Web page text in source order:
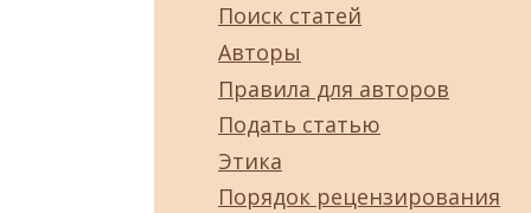
Поиск статей
Авторы
Правила для авторов
Подать статью
Этика
Порядок рецензирования